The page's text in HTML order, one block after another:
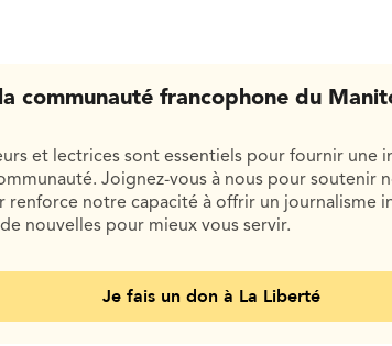
communauté francophone du
et lectrices sont essentiels pour fournir une
Joignez-vous à nous pour soutenir
renforce notre capacité à offrir un journalisme
nouvelles pour mieux vous servir.
Je fais un don à La Liberté